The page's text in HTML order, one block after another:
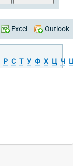
Excel Outlook
Р С Т У Ф Х Ц Ч